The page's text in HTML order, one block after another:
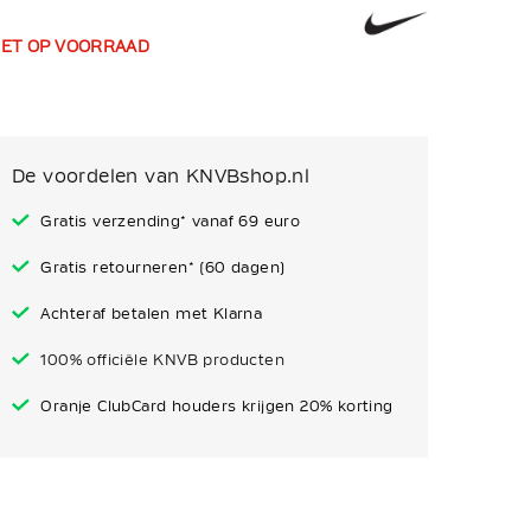
OP VOORRAAD
De voordelen van KNVBshop.nl
Gratis verzending* vanaf 69 euro
Gratis retourneren* (60 dagen)
Achteraf betalen met Klarna
100% officiële KNVB producten
Oranje ClubCard houders krijgen 20% korting